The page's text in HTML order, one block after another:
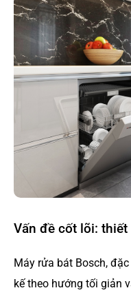
Vấn đề cốt lõi: thiết
Máy rửa bát Bosch,
kế theo hướng tối giản